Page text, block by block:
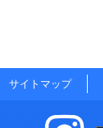
サイトマップ